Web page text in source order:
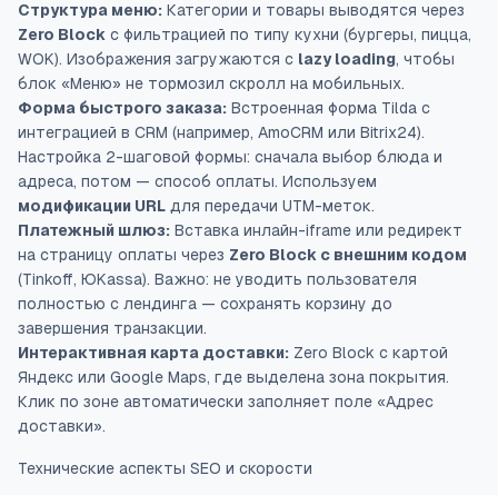
Структура меню: Категории и товары выводятся через
Zero Block с фильтрацией по типу кухни (бургеры, пицца,
WOK). Изображения загружаются с lazy loading, чтобы
блок «Меню» не тормозил скролл на мобильных.
Форма быстрого заказа: Встроенная форма Tilda с
интеграцией в CRM (например, AmoCRM или Bitrix24).
Настройка 2-шаговой формы: сначала выбор блюда и
адреса, потом — способ оплаты. Используем
модификации URL для передачи UTM-меток.
Платежный шлюз: Вставка инлайн-iframe или редирект
на страницу оплаты через Zero Block с внешним кодом
(Tinkoff, ЮKassa). Важно: не уводить пользователя
полностью с лендинга — сохранять корзину до
завершения транзакции.
Интерактивная карта доставки: Zero Block с картой
Яндекс или Google Maps, где выделена зона покрытия.
Клик по зоне автоматически заполняет поле «Адрес
доставки».
Технические аспекты SEO и скорости